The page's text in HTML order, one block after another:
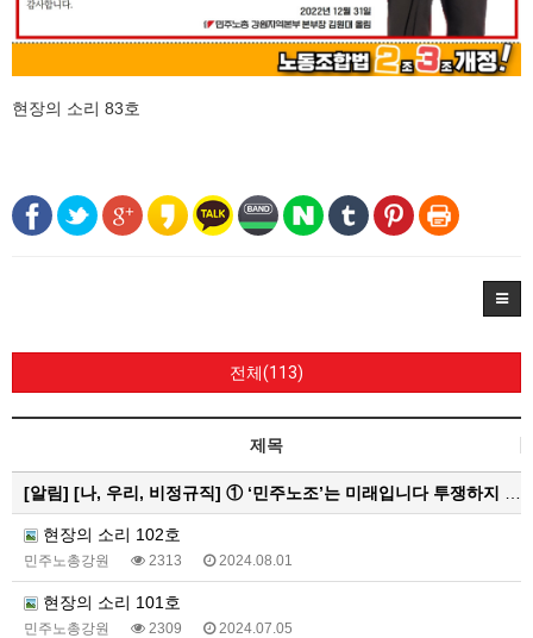
현장의 소리 83호
전체(113)
제목
[알림] [나, 우리, 비정규직] ① ‘민주노조’는 미래입니다 투쟁하지 않으면 쟁취하지 못합니다
현장의 소리 102호
민주노총강원 2313 2024.08.01
현장의 소리 101호
민주노총강원 2309 2024.07.05